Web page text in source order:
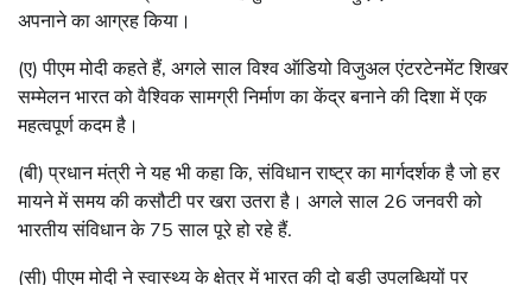
अपनाने का आग्रह किया।
(ए) पीएम मोदी कहते हैं, अगले साल विश्व ऑडियो विजुअल एंटरटेनमेंट शिखर
सम्मेलन भारत को वैश्विक सामग्री निर्माण का केंद्र बनाने की दिशा में एक
महत्वपूर्ण कदम है।
(बी) प्रधान मंत्री ने यह भी कहा कि, संविधान राष्ट्र का मार्गदर्शक है जो हर
मायने में समय की कसौटी पर खरा उतरा है। अगले साल 26 जनवरी को
भारतीय संविधान के 75 साल पूरे हो रहे हैं.
(सी) पीएम मोदी ने स्वास्थ्य के क्षेत्र में भारत की दो बड़ी उपलब्धियों पर